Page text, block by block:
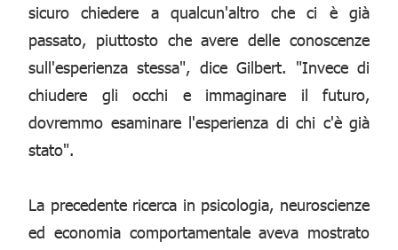
sicuro chiedere a qualcun'altro che ci è già
passato, piuttosto che avere delle conoscenze
sull'esperienza stessa", dice Gilbert. "Invece di
chiudere gli occhi e immaginare il futuro,
dovremmo esaminare l'esperienza di chi c'è già
stato".
La precedente ricerca in psicologia, neuroscienze
ed economia comportamentale aveva mostrato